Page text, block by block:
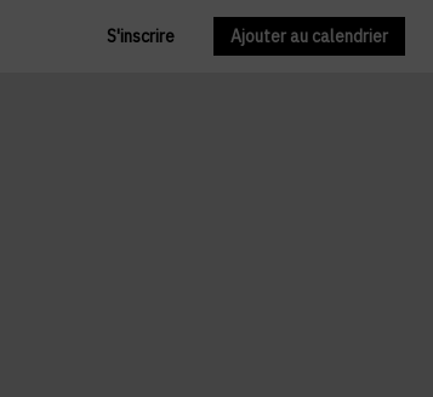
S'inscrire Ajouter au calendrier